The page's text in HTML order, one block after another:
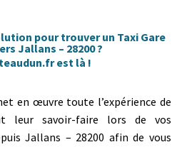
pour trouver un Taxi Gare
Jallans – 28200 ?
est là !
en œuvre toute l’expérience de
leur savoir-faire lors de vos
Jallans – 28200 afin de vous